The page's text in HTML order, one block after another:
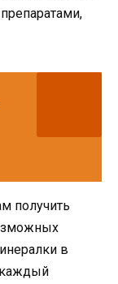
получить
в
каждый